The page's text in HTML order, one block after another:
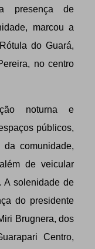
presença de
marcou a
do Guará,
no centro
noturna e
públicos,
comunidade,
de veicular
A solenidade de
do presidente
Brugnera, dos
Centro,